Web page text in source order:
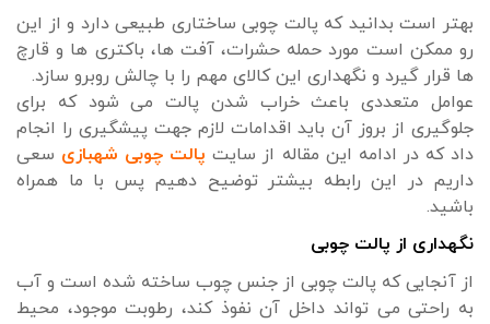
بهتر است بدانید که پالت چوبی ساختاری طبیعی دارد و از این
رو ممکن است مورد حمله حشرات، آفت ها، باکتری ها و قارچ
ها قرار گیرد و نگهداری این کالای مهم را با چالش روبرو سازد.
عوامل متعددی باعث خراب شدن پالت می شود که برای
جلوگیری از بروز آن باید اقدامات لازم جهت پیشگیری را انجام
داد که در ادامه این مقاله از سایت پالت چوبی شهبازی سعی
داریم در این رابطه بیشتر توضیح دهیم پس با ما همراه
باشید.
نگهداری از پالت چوبی
از آنجایی که پالت چوبی از جنس چوب ساخته شده است و آب
به راحتی می تواند داخل آن نفوذ کند، رطوبت موجود، محیط